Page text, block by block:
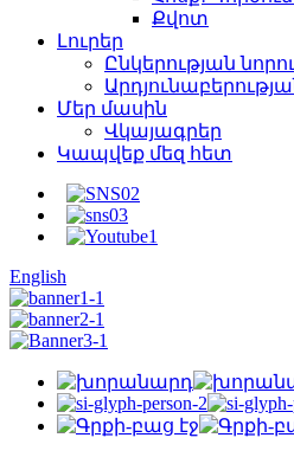
Քվոտ
Լուրեր
Ընկերության
Մեր մասին
Վկայագրեր
Կապվեք մեզ հետ
English